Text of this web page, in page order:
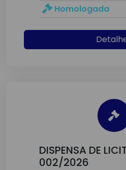
Homologada
DISPENSA DE
002/2026